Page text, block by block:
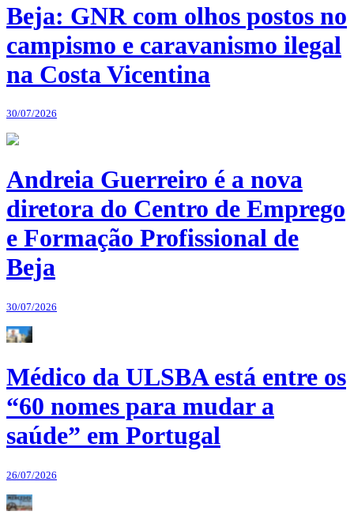
Beja: GNR com olhos postos no
campismo e caravanismo ilegal
na Costa Vicentina
30/07/2026
Andreia Guerreiro é a nova
diretora do Centro de Emprego
e Formação Profissional de
Beja
30/07/2026
Médico da ULSBA está entre os
“60 nomes para mudar a
saúde” em Portugal
26/07/2026